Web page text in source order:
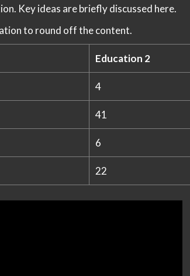
Key ideas are briefly discussed here.
to round off the content.
Education 2
4
41
6
22